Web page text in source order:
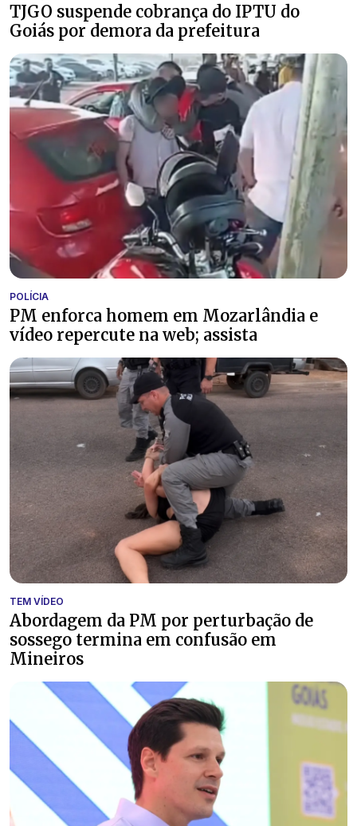
TJGO suspende cobrança do IPTU do
Goiás por demora da prefeitura
POLÍCIA
PM enforca homem em Mozarlândia e
vídeo repercute na web; assista
TEM VÍDEO
Abordagem da PM por perturbação de
sossego termina em confusão em
Mineiros